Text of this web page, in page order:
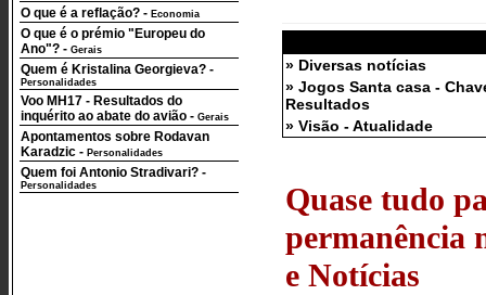
O que é a reflação? - Economia
O que é o prémio "Europeu do
Ano"? - Gerais
Quem é Kristalina Georgieva? -
Personalidades
Voo MH17 - Resultados do
inquérito ao abate do avião - Gerais
Apontamentos sobre Rodavan
Karadzic - Personalidades
Quem foi Antonio Stradivari? -
Personalidades
» Diversas notícias
» Jogos Santa casa -
Resultados
» Visão - Atualidade
Quase tudo
permanência
e Notícias